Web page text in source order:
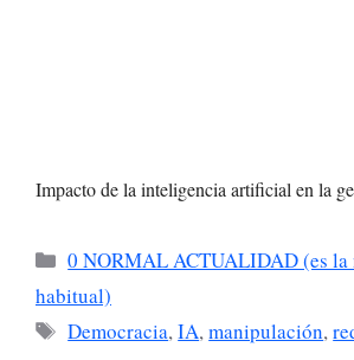
Impacto de la inteligencia artificial en la
Categorías
0 NORMAL ACTUALIDAD (es la
habitual)
Etiquetas
Democracia,IA,manipulación,